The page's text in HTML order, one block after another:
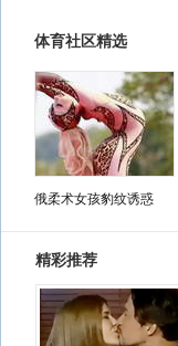
体育社区精选
俄柔术女孩豹纹诱惑
精彩推荐